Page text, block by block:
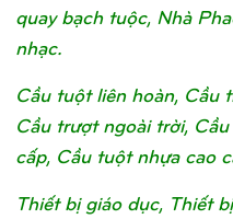
quay bạch tuộc, Nhà
nhạc.
Cầu tuột liên hoàn, Cầu
Cầu trượt ngoài trời,
cấp, Cầu tuột nhựa cao
Thiết bị giáo dục, Thiết